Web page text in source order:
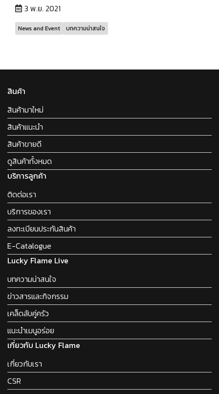
3 พ.ย. 2021
News and Event บทความน่าสนใจ
สินค้า
สินค้ามาใหม่
สินค้าแนะนำ
สินค้าขายดี
ดูสินค้าทั้งหมด
บริการลูกค้า
ติดต่อเรา
บริการของเรา
ลงทะเบียนประกันสินค้า
E-Catalogue
Lucky Flame Live
บทความน่าสนใจ
ข่าวสารและกิจกรรม
เคล็ดลับคู่ครัว
แนะนำเมนูอร่อย
เกี่ยวกับ Lucky Flame
เกี่ยวกับเรา
CSR